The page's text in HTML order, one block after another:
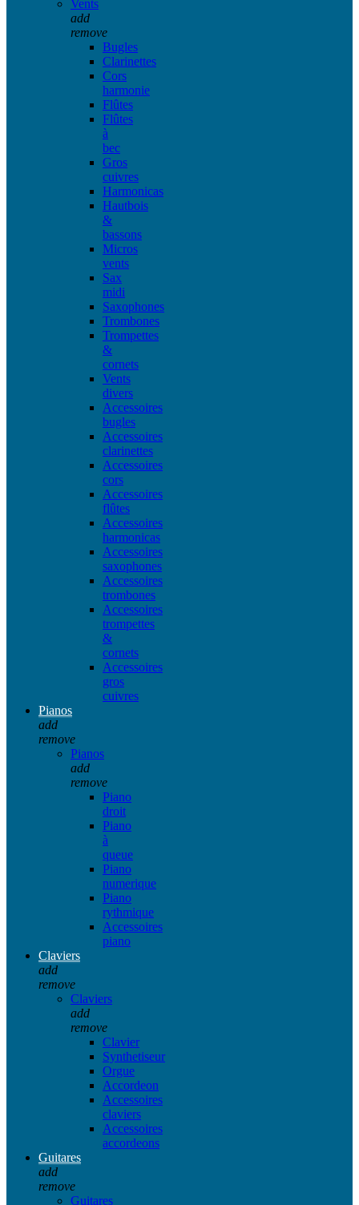
Vents
add
remove
Bugles
Clarinettes
Cors
harmonie
Flûtes
Flûtes
à
bec
Gros
cuivres
Harmonicas
Hautbois
&
bassons
Micros
vents
Sax
midi
Saxophones
Trombones
Trompettes
&
cornets
Vents
divers
Accessoires
bugles
Accessoires
clarinettes
Accessoires
cors
Accessoires
flûtes
Accessoires
harmonicas
Accessoires
saxophones
Accessoires
trombones
Accessoires
trompettes
&
cornets
Accessoires
gros
cuivres
Pianos
add
remove
Pianos
add
remove
Piano
droit
Piano
à
queue
Piano
numerique
Piano
rythmique
Accessoires
piano
Claviers
add
remove
Claviers
add
remove
Clavier
Synthetiseur
Orgue
Accordeon
Accessoires
claviers
Accessoires
accordeons
Guitares
add
remove
Guitares